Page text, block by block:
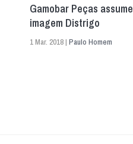
Gamobar Peças assume
imagem Distrigo
1 Mar. 2018 |Paulo Homem